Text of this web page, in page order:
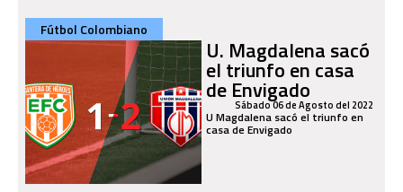
Fútbol Colombiano
U. Magdalena sacó
el triunfo en casa
de Envigado
Sábado 06 de Agosto del 2022
U Magdalena sacó el triunfo en
casa de Envigado